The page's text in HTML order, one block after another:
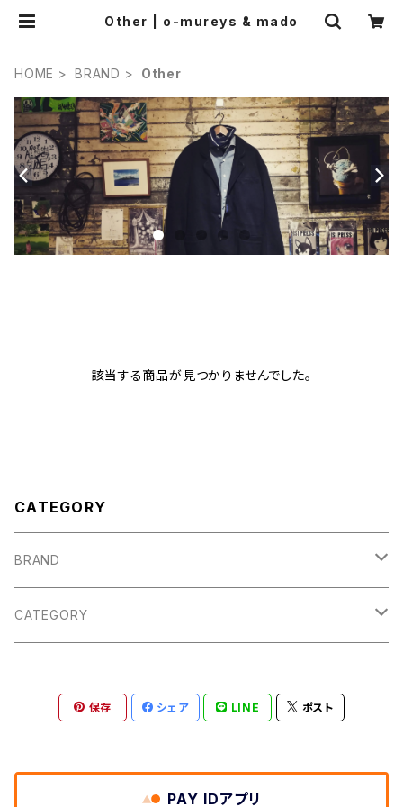
Other | o-mureys & mado
HOME BRAND Other
該当する商品が見つかりませんでした。
CATEGORY
BRAND
Porter Classic
THE DAY
Touareg Silver
CATEGORY
TEE,CUT&SEWN
VEST
OUTER
JACKET
BOTTOMS
保存 シェア LINE ポスト
PAY IDアプリ